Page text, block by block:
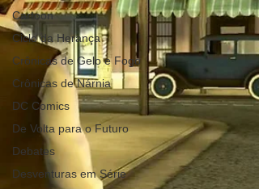
Cartoon
Ciclo da Herança
Crônicas de Gelo e Fogo
Crônicas de Nárnia
DC Comics
De Volta para o Futuro
Debates
Desventuras em Série